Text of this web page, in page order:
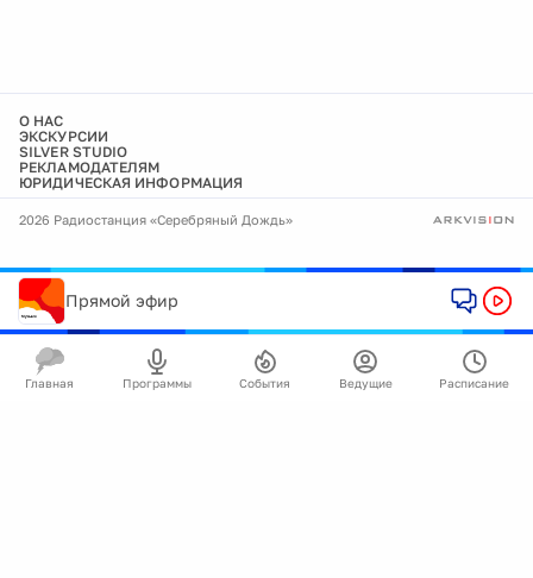
О НАС
ЭКСКУРСИИ
SILVER STUDIO
РЕКЛАМОДАТЕЛЯМ
ЮРИДИЧЕСКАЯ ИНФОРМАЦИЯ
2026 Радиостанция «Серебряный Дождь»
Прямой эфир
Главная Программы События Ведущие Расписание